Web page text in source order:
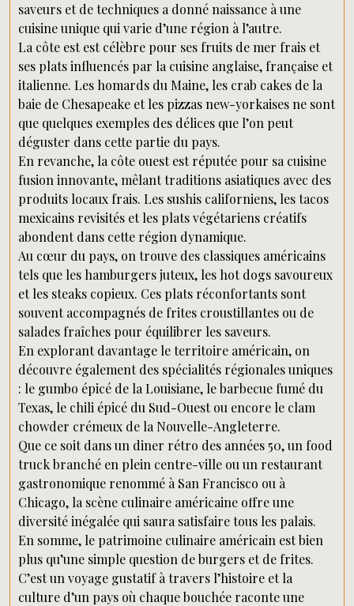
saveurs et de techniques a donné naissance à une
cuisine unique qui varie d’une région à l’autre.
La côte est est célèbre pour ses fruits de mer frais et
ses plats influencés par la cuisine anglaise, française et
italienne. Les homards du Maine, les crab cakes de la
baie de Chesapeake et les pizzas new-yorkaises ne sont
que quelques exemples des délices que l’on peut
déguster dans cette partie du pays.
En revanche, la côte ouest est réputée pour sa cuisine
fusion innovante, mêlant traditions asiatiques avec des
produits locaux frais. Les sushis californiens, les tacos
mexicains revisités et les plats végétariens créatifs
abondent dans cette région dynamique.
Au cœur du pays, on trouve des classiques américains
tels que les hamburgers juteux, les hot dogs savoureux
et les steaks copieux. Ces plats réconfortants sont
souvent accompagnés de frites croustillantes ou de
salades fraîches pour équilibrer les saveurs.
En explorant davantage le territoire américain, on
découvre également des spécialités régionales uniques
: le gumbo épicé de la Louisiane, le barbecue fumé du
Texas, le chili épicé du Sud-Ouest ou encore le clam
chowder crémeux de la Nouvelle-Angleterre.
Que ce soit dans un diner rétro des années 50, un food
truck branché en plein centre-ville ou un restaurant
gastronomique renommé à San Francisco ou à
Chicago, la scène culinaire américaine offre une
diversité inégalée qui saura satisfaire tous les palais.
En somme, le patrimoine culinaire américain est bien
plus qu’une simple question de burgers et de frites.
C’est un voyage gustatif à travers l’histoire et la
culture d’un pays où chaque bouchée raconte une